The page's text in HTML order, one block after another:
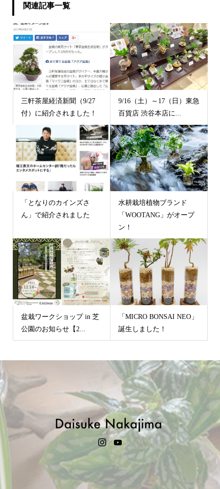
関連記事一覧
三軒茶屋経済新聞（9/27
付）に紹介されました！
9/16（土）～17（日）東急
百貨店 渋谷本店に...
「となりのカインズさ
ん」で紹介されました
水耕栽培植物ブランド
「WOOTANG」がオープ
ン！
盆栽ワークショップ in 芝
公園のお知らせ【2...
「MICRO BONSAI NEO」
誕生しました！